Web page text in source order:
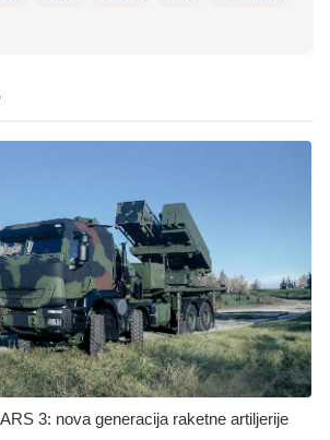
3: nova generacija raketne artiljerije